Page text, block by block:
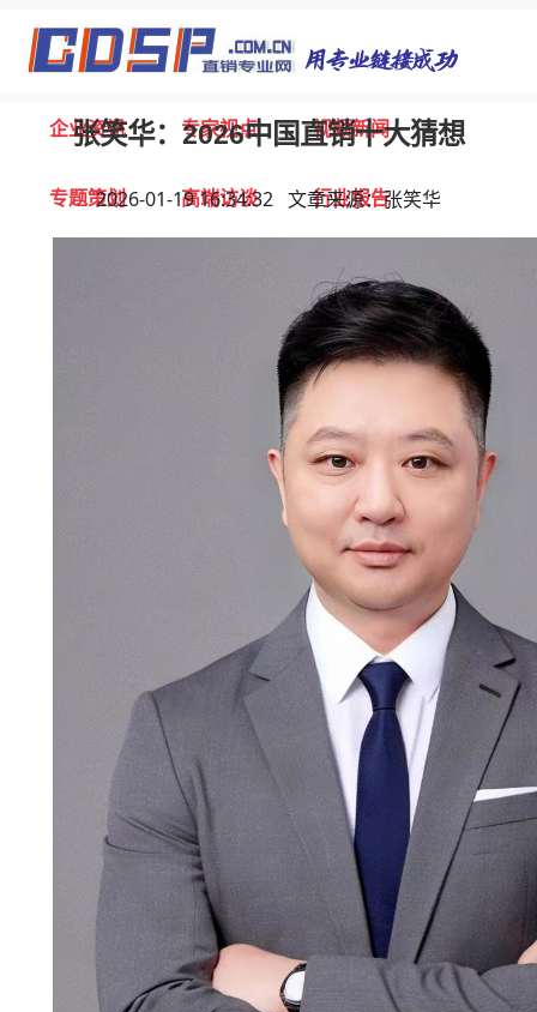
首页 独家报道 行业动态
企业资讯 专家视点 视频新闻
专题策划 高端访谈 行业报告
张笑华：2026中国直销十大猜想
2026-01-19 16:34:32 文章来源：张笑华